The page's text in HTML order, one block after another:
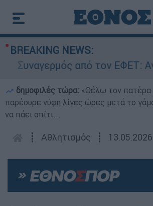
BREAKING NEWS:
από τον ΕΦΕΤ:
δημοφιλές τώρα: «Θέλω τον πατέρα
παρέσυρε νύφη λίγες ώρες μετά το
να πάει σπίτι...
┋ Αθλητισμός ┋